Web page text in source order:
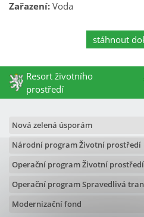
Zařazení: Voda
stáhnout
Resort životního
prostředí
Nová zelená úsporám
Národní program Životní prostředí
Operační program Životní prostředí
Operační program Spravedlivá
Modernizační fond